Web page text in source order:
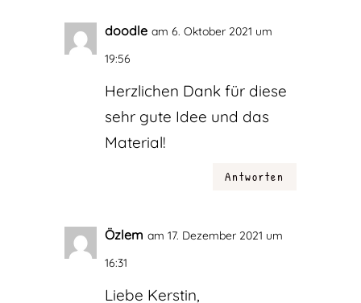
doodle am 6. Oktober 2021 um
19:56
Herzlichen Dank für diese
sehr gute Idee und das
Material!
Antworten
Özlem am 17. Dezember 2021 um
16:31
Liebe Kerstin,